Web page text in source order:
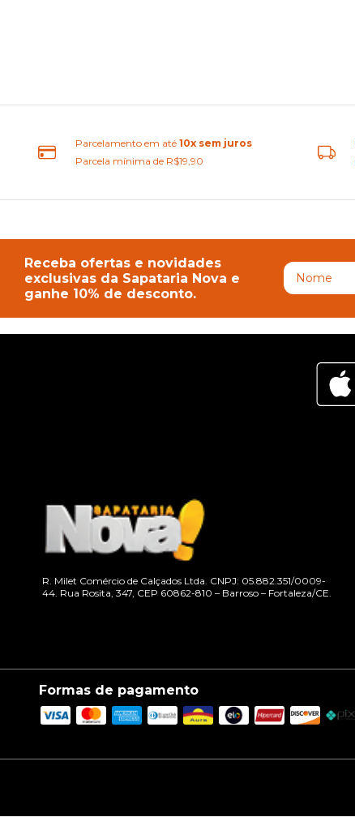
Parcelamento em até10x sem juros
Parcela mínima de R$19,90
Receba ofertas e novidades
exclusivas da Sapataria Nova e
ganhe 10% de desconto.
R. Milet Comércio de Calçados Ltda. CNPJ: 05.882.351/0009-
44. Rua Rosita, 347, CEP 60862-810 – Barroso – Fortaleza/CE.
Formas de pagamento